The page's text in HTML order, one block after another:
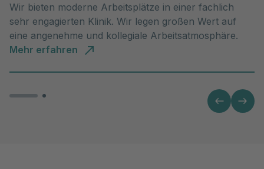
Wir bieten moderne Arbeitsplätze in einer fachlich
sehr engagierten Klinik. Wir legen großen Wert auf
eine angenehme und kollegiale Arbeitsatmosphäre.
Mehr erfahren